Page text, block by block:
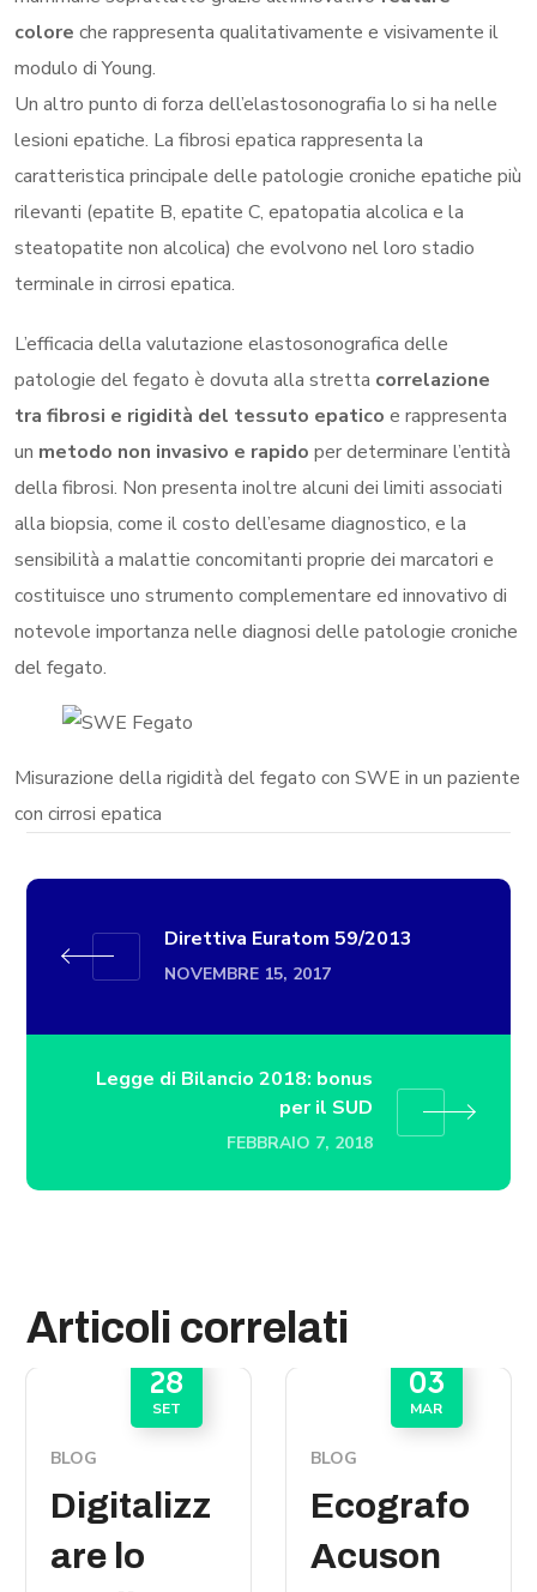
colore che rappresenta qualitativamente e visivamente il
modulo di Young.
Un altro punto di forza dell’elastosonografia lo si ha nelle
lesioni epatiche. La fibrosi epatica rappresenta la
caratteristica principale delle patologie croniche epatiche più
rilevanti (epatite B, epatite C, epatopatia alcolica e la
steatopatite non alcolica) che evolvono nel loro stadio
terminale in cirrosi epatica.
L’efficacia della valutazione elastosonografica delle
patologie del fegato è dovuta alla stretta correlazione
tra fibrosi e rigidità del tessuto epatico e rappresenta
un metodo non invasivo e rapido per determinare l’entità
della fibrosi. Non presenta inoltre alcuni dei limiti associati
alla biopsia, come il costo dell’esame diagnostico, e la
sensibilità a malattie concomitanti proprie dei marcatori e
costituisce uno strumento complementare ed innovativo di
notevole importanza nelle diagnosi delle patologie croniche
del fegato.
Misurazione della rigidità del fegato con SWE in un paziente
con cirrosi epatica
Direttiva Euratom 59/2013
NOVEMBRE 15, 2017
Legge di Bilancio 2018: bonus
per il SUD
FEBBRAIO 7, 2018
Articoli correlati
28
SET
BLOG
Digitalizz
are lo
03
MAR
BLOG
Ecografo
Acuson